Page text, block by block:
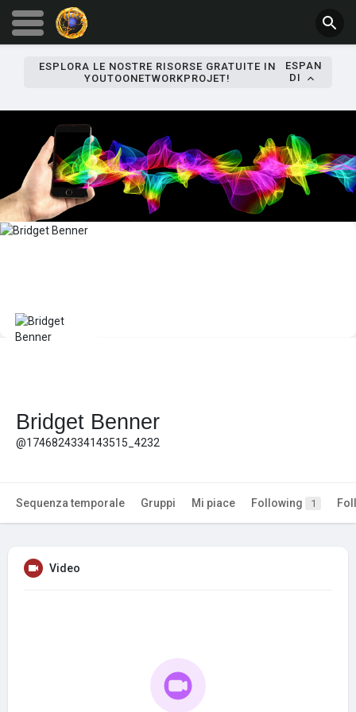
ESPLORA LE NOSTRE RISORSE GRATUITE IN
YOUTOONETWORKPROJET!
ESPAN
DI
Bridget Benner
@1746824334143515_4232
Sequenza temporale Gruppi Mi piace Following 1
Video